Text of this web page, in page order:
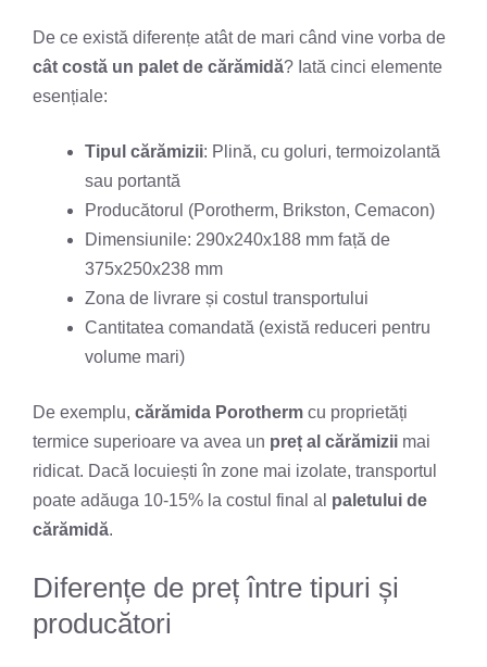
De ce există diferențe atât de mari când vine vorba de
cât costă un palet de cărămidă? Iată cinci elemente
esențiale:
Tipul cărămizii: Plină, cu goluri, termoizolantă
sau portantă
Producătorul (Porotherm, Brikston, Cemacon)
Dimensiunile: 290x240x188 mm față de
375x250x238 mm
Zona de livrare și costul transportului
Cantitatea comandată (există reduceri pentru
volume mari)
De exemplu, cărămida Porotherm cu proprietăți
termice superioare va avea un preț al cărămizii mai
ridicat. Dacă locuiești în zone mai izolate, transportul
poate adăuga 10-15% la costul final al paletului de
cărămidă.
Diferențe de preț între tipuri și
producători